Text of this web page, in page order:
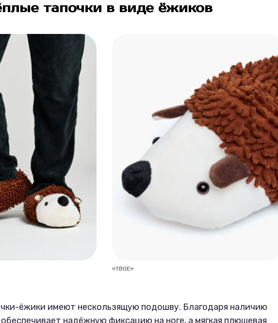
тапочки в виде ёжиков
«ТВОЕ»
ёжики имеют нескользящую подошву. Благодаря наличию
обеспечивает надёжную фиксацию на ноге, а мягкая плюшевая